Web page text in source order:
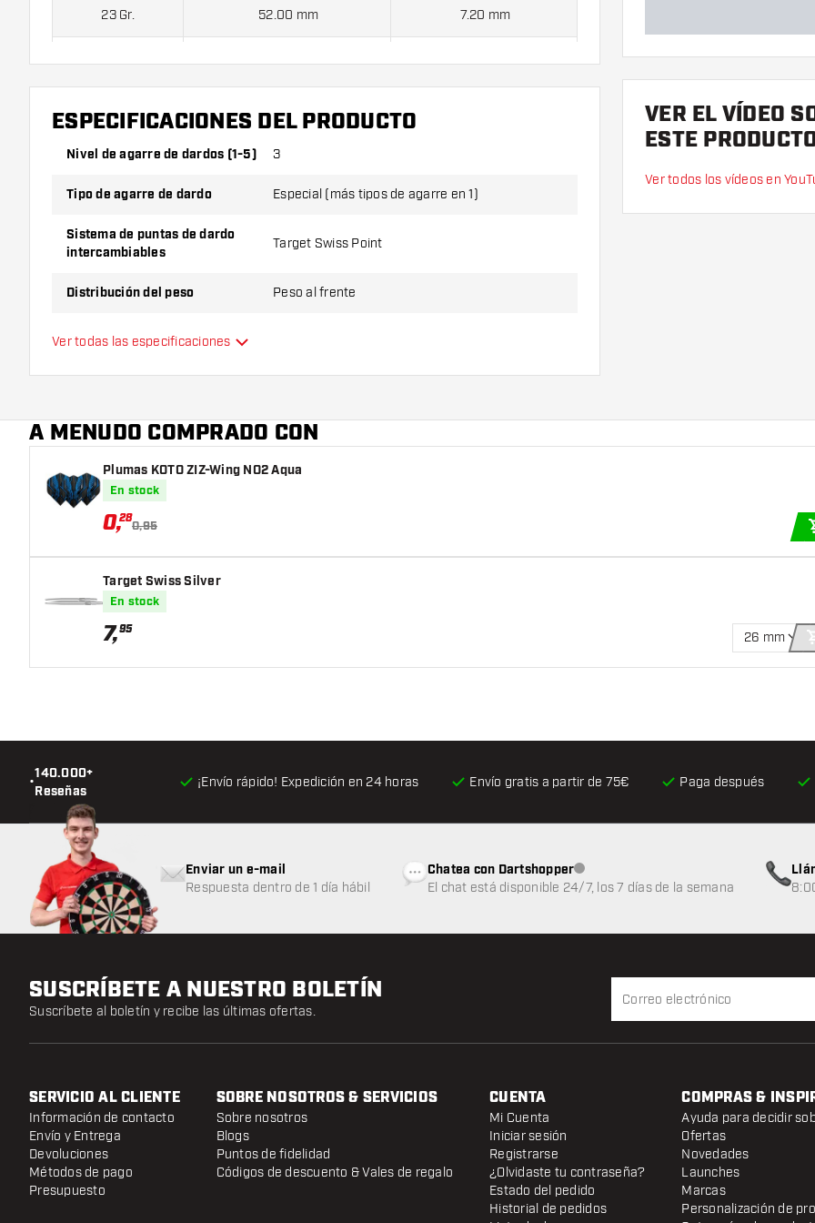
23 Gr. 52.00 mm 7.20 mm
Dardos Target Cult Envy 02 Swiss Point 90% contiene:1 juego de dardos (3 cuerpos), 1
ESPECIFICACIONES DEL PRODUCTO
Nivel de agarre de dardos (1-5) 3
Tipo de agarre de dardo Especial (más tipos de agarre en 1)
Sistema de puntas de dardo
intercambiables
Target Swiss Point
Distribución del peso Peso al frente
Material de dardo
Agarre de punta de dardo
Forma de nariz de dardo
Zona de agarre de dardos
Forma de dardo
Peso del dardo
Ver todas las especificaciones
VER EL VÍDEO
ESTE
Ver todos los vídeos en
A MENUDO COMPRADO CON
Plumas KOTO ZIZ-Wing NO2 Aqua
En stock
0,28
0,95
Target Swiss Silver
En stock
7,95
26 mm
•
140.000+
Reseñas
¡Envío rápido! Expedición en 24 horas Envío gratis a partir de 75€ Paga después
Enviar un e-mail
Respuesta dentro de 1 día hábil
Chatea con DartshopperAtención al cliente no disponible
El chat está disponible 24/7, los 7 días de la semana
SUSCRÍBETE A NUESTRO BOLETÍN
Suscríbete al boletín y recibe las últimas ofertas.
SERVICIO AL CLIENTE
Información de contacto
Envío y Entrega
Devoluciones
Métodos de pago
Presupuesto
SOBRE NOSOTROS & SERVICIOS
Sobre nosotros
Blogs
Puntos de fidelidad
Códigos de descuento & Vales de regalo
CUENTA
Mi Cuenta
Iniciar sesión
Registrarse
¿Olvidaste tu contraseña?
Estado del pedido
Historial de pedidos
COMPRAS &
Ayuda para decidir
Ofertas
Novedades
Launches
Marcas
Personalización de